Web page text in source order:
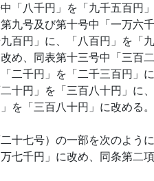
「八千円」を「九千五百円
九号及び第十号中「一万六
百円」に、「八百円」を「
め、同表第十三号中「三百
二千円」を「二千三百円」
十円」を「三百八十円」に
を「三百八十円」に改める。
十七号）の一部を次のように
七千円」に改め、同条第二